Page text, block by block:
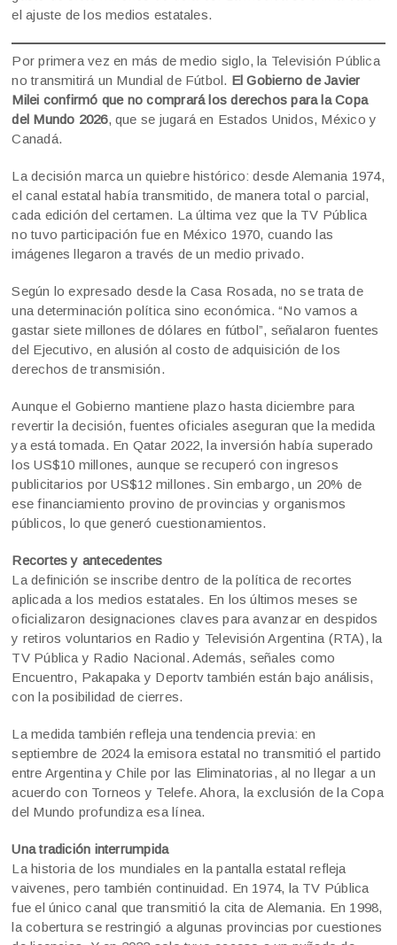
el ajuste de los medios estatales.
Por primera vez en más de medio siglo, la Televisión Pública
no transmitirá un Mundial de Fútbol. El Gobierno de Javier
Milei confirmó que no comprará los derechos para la Copa
del Mundo 2026, que se jugará en Estados Unidos, México y
Canadá.
La decisión marca un quiebre histórico: desde Alemania 1974,
el canal estatal había transmitido, de manera total o parcial,
cada edición del certamen. La última vez que la TV Pública
no tuvo participación fue en México 1970, cuando las
imágenes llegaron a través de un medio privado.
Según lo expresado desde la Casa Rosada, no se trata de
una determinación política sino económica. “No vamos a
gastar siete millones de dólares en fútbol”, señalaron fuentes
del Ejecutivo, en alusión al costo de adquisición de los
derechos de transmisión.
Aunque el Gobierno mantiene plazo hasta diciembre para
revertir la decisión, fuentes oficiales aseguran que la medida
ya está tomada. En Qatar 2022, la inversión había superado
los US$10 millones, aunque se recuperó con ingresos
publicitarios por US$12 millones. Sin embargo, un 20% de
ese financiamiento provino de provincias y organismos
públicos, lo que generó cuestionamientos.
Recortes y antecedentes
La definición se inscribe dentro de la política de recortes
aplicada a los medios estatales. En los últimos meses se
oficializaron designaciones claves para avanzar en despidos
y retiros voluntarios en Radio y Televisión Argentina (RTA), la
TV Pública y Radio Nacional. Además, señales como
Encuentro, Pakapaka y Deportv también están bajo análisis,
con la posibilidad de cierres.
La medida también refleja una tendencia previa: en
septiembre de 2024 la emisora estatal no transmitió el partido
entre Argentina y Chile por las Eliminatorias, al no llegar a un
acuerdo con Torneos y Telefe. Ahora, la exclusión de la Copa
del Mundo profundiza esa línea.
Una tradición interrumpida
La historia de los mundiales en la pantalla estatal refleja
vaivenes, pero también continuidad. En 1974, la TV Pública
fue el único canal que transmitió la cita de Alemania. En 1998,
la cobertura se restringió a algunas provincias por cuestiones